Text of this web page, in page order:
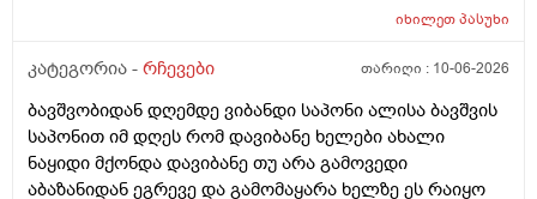
იხილეთპასუხი
კატეგორია - რჩევები თარიღი : 10-06-2026
ბავშვობიდან დღემდე ვიბანდი საპონი ალისა ბავშვის
საპონით იმ დღეს რომ დავიბანე ხელები ახალი
ნაყიდი მქონდა დავიბანე თუ არა გამოვედი
აბაზანიდან ეგრევე და გამომაყარა ხელზე ეს რაიყო